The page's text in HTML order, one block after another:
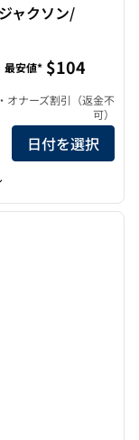
ャクソン/
ッジランド、ミシシ
最安値* $104
オナーズ割引（返金不
可）
日付を選択
1/12
次の